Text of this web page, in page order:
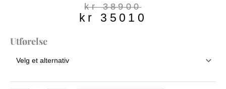
kr38900
Opprinnelig
pris
kr 35010
Nåværende
pris
Utførelse
Zet
antall